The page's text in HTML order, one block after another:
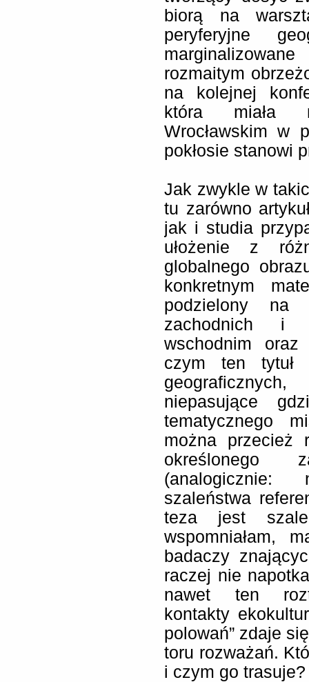
biorą na
peryferyjne
rozmaitym
na kolejnej
która miała
Wrocławskim w
pokłosie stanowi
Jak zwykle w
tu zarówno
jak i studia
ułożenie z
globalnego
konkretnym
podzielony na
zachodnich i
wschodnim oraz
czym ten tytuł
niepasujące
tematycznego
można przecież
określonego
(analogicznie:
szaleństwa
teza jest
wspomniałam,
badaczy
raczej nie
nawet ten
kontakty
polowań” zdaje
toru rozważań.
i czym go trasuje?